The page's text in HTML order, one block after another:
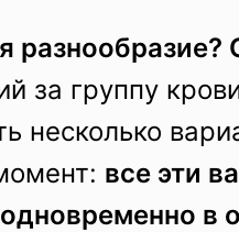
разнообразие?
за группу
несколько
все эти
в